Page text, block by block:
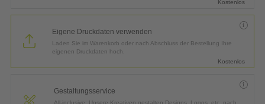
Kostenlos
Eigene Druckdaten verwenden
Laden Sie im Warenkorb oder nach Abschluss der Bestellung Ihre
eigenen Druckdaten hoch.
Kostenlos
Gestaltungsservice
All-inclusive: Unsere Kreativen gestalten Designs, Logos, etc. nach